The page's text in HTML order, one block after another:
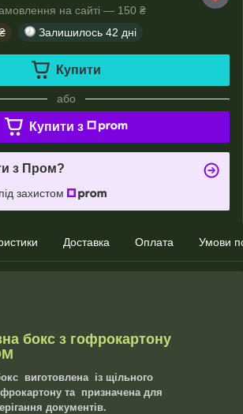
на сайті — 150 ₴
Залишилось 42 дні
Купити
або
Купити з
з Пром?
захистом
Доставка Оплата Умови
бокс з гофрокартону
виготовлена із щільного
та призначена для
документів.